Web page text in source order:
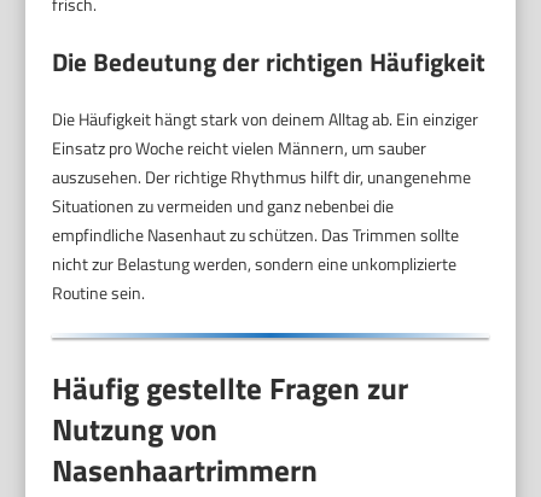
Die Bedeutung der richtigen Häufigkeit
Die Häufigkeit hängt stark von deinem Alltag ab. Ein einziger
Einsatz pro Woche reicht vielen Männern, um sauber
auszusehen. Der richtige Rhythmus hilft dir, unangenehme
Situationen zu vermeiden und ganz nebenbei die
empfindliche Nasenhaut zu schützen. Das Trimmen sollte
nicht zur Belastung werden, sondern eine unkomplizierte
Routine sein.
Häufig gestellte Fragen zur
Nutzung von
Nasenhaartrimmern